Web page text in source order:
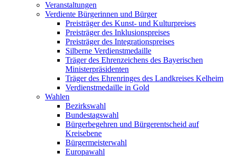
Veranstaltungen
Verdiente Bürgerinnen und Bürger
Preisträger des Kunst- und Kulturpreises
Preisträger des Inklusionspreises
Preisträger des Integrationspreises
Silberne Verdienstmedaille
Träger des Ehrenzeichens des Bayerischen
Ministerpräsidenten
Träger des Ehrenringes des Landkreises Kelheim
Verdienstmedaille in Gold
Wahlen
Bezirkswahl
Bundestagswahl
Bürgerbegehren und Bürgerentscheid auf
Kreisebene
Bürgermeisterwahl
Europawahl